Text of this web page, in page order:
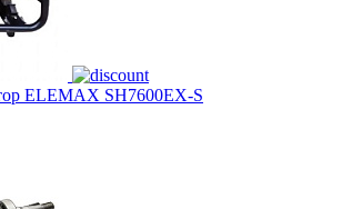
ELEMAX SH7600EX-S